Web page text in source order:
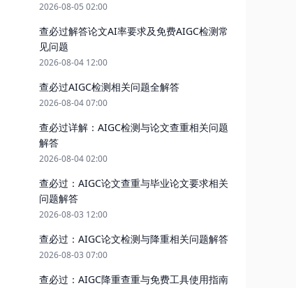
2026-08-05 02:00
查必过解答论文AI率要求及免费AIGC检测常
见问题
2026-08-04 12:00
查必过AIGC检测相关问题全解答
2026-08-04 07:00
查必过详解：AIGC检测与论文查重相关问题
解答
2026-08-04 02:00
查必过：AIGC论文查重与毕业论文要求相关
问题解答
2026-08-03 12:00
查必过：AIGC论文检测与降重相关问题解答
2026-08-03 07:00
查必过：AIGC降重查重与免费工具使用指南